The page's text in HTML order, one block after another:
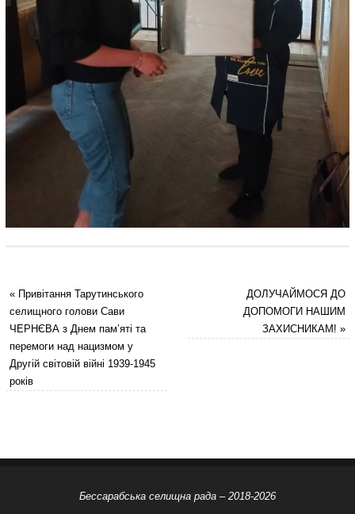
«Привітання Тарутинського
селищного голови Сави
ЧЕРНЄВА з Днем пам’яті та
перемоги над нацизмом у
Другій світовій війні 1939-1945
років
ДОЛУЧАЙМОСЯ ДО
ДОПОМОГИ НАШИМ
ЗАХИСНИКАМ!»
Бессарабська селищна рада – 2018-2026